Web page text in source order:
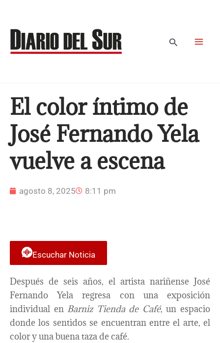
contenido
Buscar
El color íntimo de
José Fernando Yela
vuelve a escena
agosto 8, 2025 8:11 pm
Escuchar Noticia
Después de seis años, el artista nariñense José
Fernando Yela regresa con una exposición
individual en Barniz Tienda de Café, un espacio
donde los sentidos se encuentran entre el arte, el
color y una buena taza de café.